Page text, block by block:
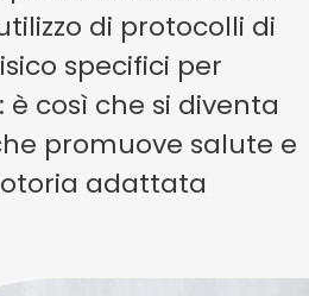
di protocolli di
specifici per
è così che si diventa
promuove salute e
adattata